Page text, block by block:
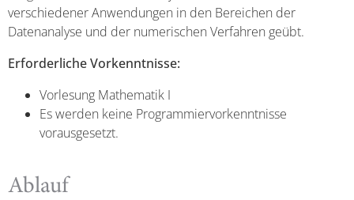
verschiedener Anwendungen in den Bereichen der
Datenanalyse und der numerischen Verfahren geübt.
Erforderliche Vorkenntnisse:
Vorlesung Mathematik I
Es werden keine Programmiervorkenntnisse
vorausgesetzt.
Ablauf